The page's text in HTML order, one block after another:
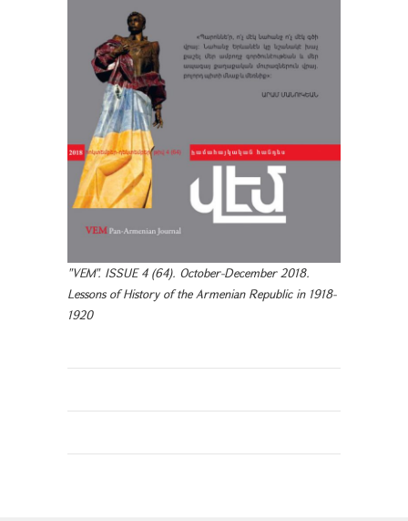
"VEM". ISSUE 4 (64). October-December 2018.
Lessons of History of the Armenian Republic in 1918-
1920